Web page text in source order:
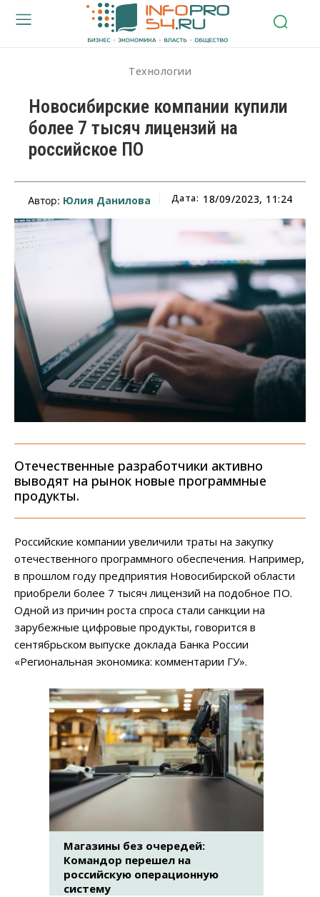
Технологии
Новосибирские компании купили
более 7 тысяч лицензий на
российское ПО
Автор: Юлия Данилова Дата: 18/09/2023, 11:24
Отечественные разработчики активно
выводят на рынок новые программные
продукты.
Российские компании увеличили траты на закупку
отечественного программного обеспечения. Например,
в прошлом году предприятия Новосибирской области
приобрели более 7 тысяч лицензий на подобное ПО.
Одной из причин роста спроса стали санкции на
зарубежные цифровые продукты, говорится в
сентябрьском выпуске доклада Банка России
«Региональная экономика: комментарии ГУ».
Магазины без очередей:
Командор перешел на
российскую операционную
систему